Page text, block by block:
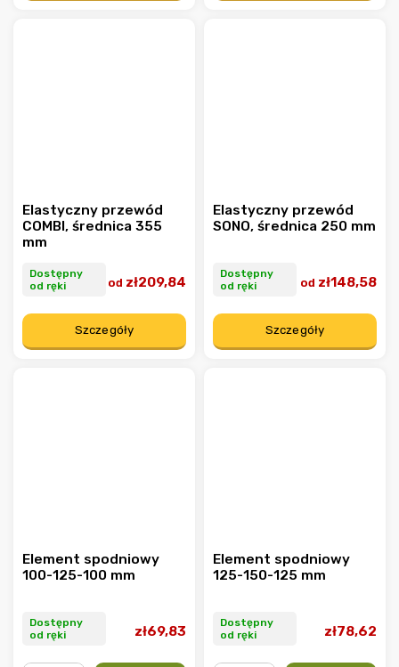
Elastyczny przewód
COMBI, średnica 355
mm
Dostępny
od ręki
od zł209,84
Szczegóły
Elastyczny przewód
SONO, średnica 250 mm
Dostępny
od ręki
od zł148,58
Szczegóły
Element spodniowy
100-125-100 mm
Dostępny
od ręki
zł69,83
Element spodniowy
125-150-125 mm
Dostępny
od ręki
zł78,62